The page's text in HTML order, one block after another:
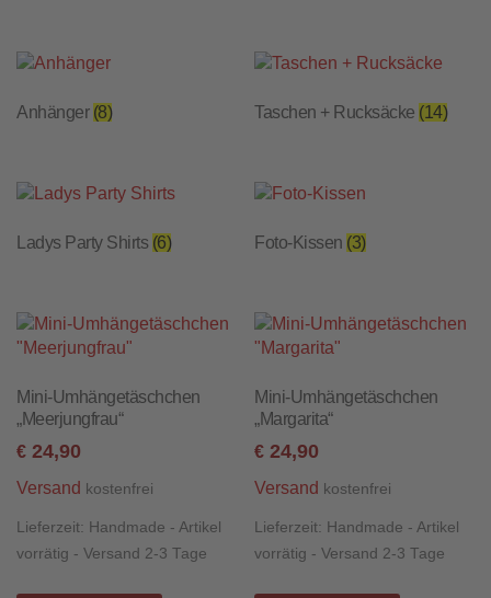
Anhänger (8) Taschen + Rucksäcke (14)
Ladys Party Shirts (6) Foto-Kissen (3)
Mini-Umhängetäschchen
„Meerjungfrau“
€ 24,90
Versand kostenfrei
Lieferzeit: Handmade - Artikel
vorrätig - Versand 2-3 Tage
Mini-Umhängetäschchen
„Margarita“
€ 24,90
Versand kostenfrei
Lieferzeit: Handmade - Artikel
vorrätig - Versand 2-3 Tage